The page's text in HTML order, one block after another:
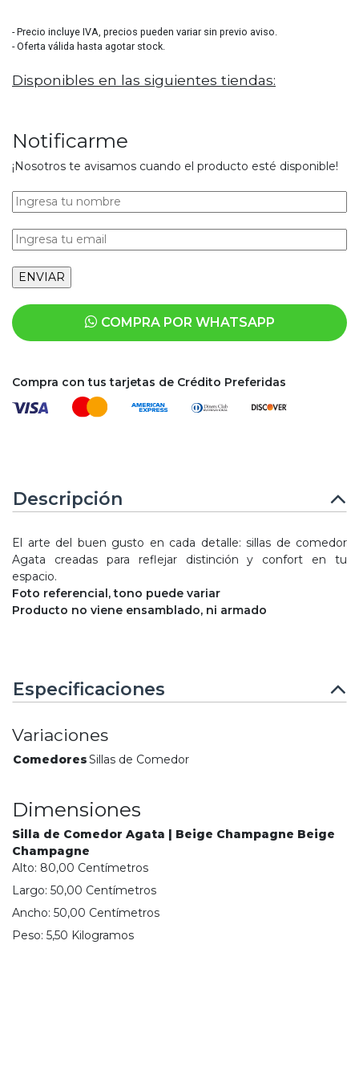
- Precio incluye IVA, precios pueden variar sin previo aviso.
- Oferta válida hasta agotar stock.
Disponibles en las siguientes tiendas:
Notificarme
¡Nosotros te avisamos cuando el producto esté disponible!
COMPRA POR WHATSAPP
Compra con tus tarjetas de Crédito Preferidas
Descripción
El arte del buen gusto en cada detalle: sillas de comedor
Agata creadas para reflejar distinción y confort en tu
espacio.
Foto referencial, tono puede variar
Producto no viene ensamblado, ni armado
Especificaciones
Variaciones
ComedoresSillas de Comedor
Dimensiones
Silla de Comedor Agata | Beige Champagne Beige
Champagne
Alto: 80,00 Centímetros
Largo: 50,00 Centímetros
Ancho: 50,00 Centímetros
Peso: 5,50 Kilogramos